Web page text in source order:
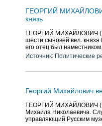
ГЕОРГИЙ МИХАЙЛОВИЧ
князь
ГЕОРГИЙ МИХАЙЛОВИЧ
шести сыновей вел. князя
его отец был
Источник: Политические
Георгий Михайлович
ГЕОРГИЙ МИХАЙЛОВИЧ
Михаила Николаевича.
управляющий Русским